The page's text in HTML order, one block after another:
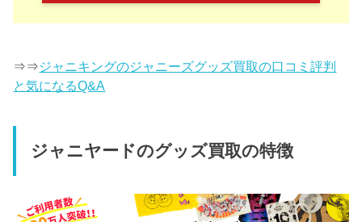
⇒⇒ジャニキングのジャニーズグッズ買取の口コミ評判
と気になるQ&A
ジャニヤードのグッズ買取の特徴